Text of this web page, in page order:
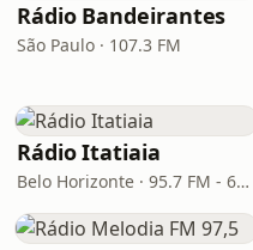
Rádio Bandeirantes
São Paulo · 107.3 FM
Rádio Itatiaia
Belo Horizonte · 95.7 FM - 610 AM